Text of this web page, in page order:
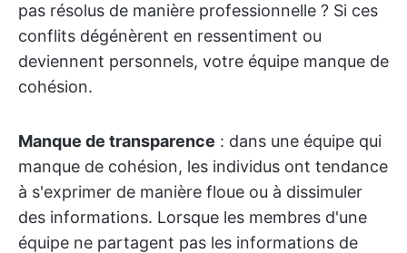
pas résolus de manière professionnelle ? Si ces
conflits dégénèrent en ressentiment ou
deviennent personnels, votre équipe manque de
cohésion.
Manque de transparence : dans une équipe qui
manque de cohésion, les individus ont tendance
à s'exprimer de manière floue ou à dissimuler
des informations. Lorsque les membres d'une
équipe ne partagent pas les informations de